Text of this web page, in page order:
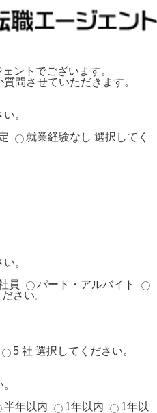
ントでございます。
問させていただきます。
。
就業経験なし 選択してく
。
員
パート・アルバイト
さい。
5 社 選択してください。
半年以内 1年以内
1年以